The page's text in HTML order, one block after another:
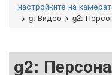
настройките на
g: Видео
g2:
g2: